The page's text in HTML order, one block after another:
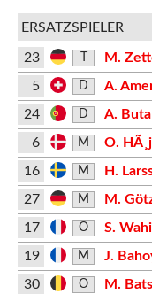
ERSATZSPIELER
23
M.
5
D A.
24 D A. Buta
6 M O.
16 M
H.
27
M M.
17 O S. Wahi
19 M
J.
30
O M.